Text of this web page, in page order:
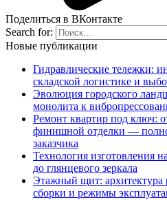
Поделиться в ВКонтакте
Search for:
Новые публикации
Гидравлические тележки:
складской логистике и
Эволюция городского
монолита к
Ремонт квартир под ключ:
финишной отделки —
заказчика
Технология изготовления
до глянцевого зеркала
Этажный щит: архитектура
сборки и режимы